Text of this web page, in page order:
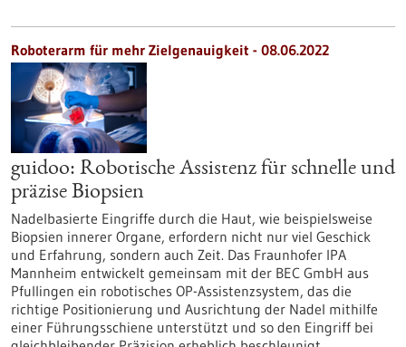
Roboterarm für mehr Zielgenauigkeit - 08.06.2022
guidoo: Robotische Assistenz für schnelle und
präzise Biopsien
Nadelbasierte Eingriffe durch die Haut, wie beispielsweise
Biopsien innerer Organe, erfordern nicht nur viel Geschick
und Erfahrung, sondern auch Zeit. Das Fraunhofer IPA
Mannheim entwickelt gemeinsam mit der BEC GmbH aus
Pfullingen ein robotisches OP-Assistenzsystem, das die
richtige Positionierung und Ausrichtung der Nadel mithilfe
einer Führungsschiene unterstützt und so den Eingriff bei